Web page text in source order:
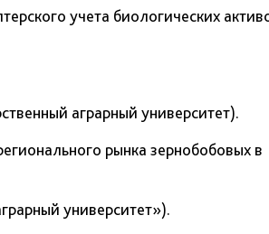
учета биологических
аграрный университет).
рынка зернобобовых в
университет»).